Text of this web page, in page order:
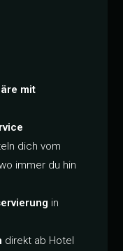
mit
dich vom
immer du hin
in
direkt ab Hotel